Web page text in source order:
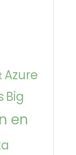
Azure
Big
en